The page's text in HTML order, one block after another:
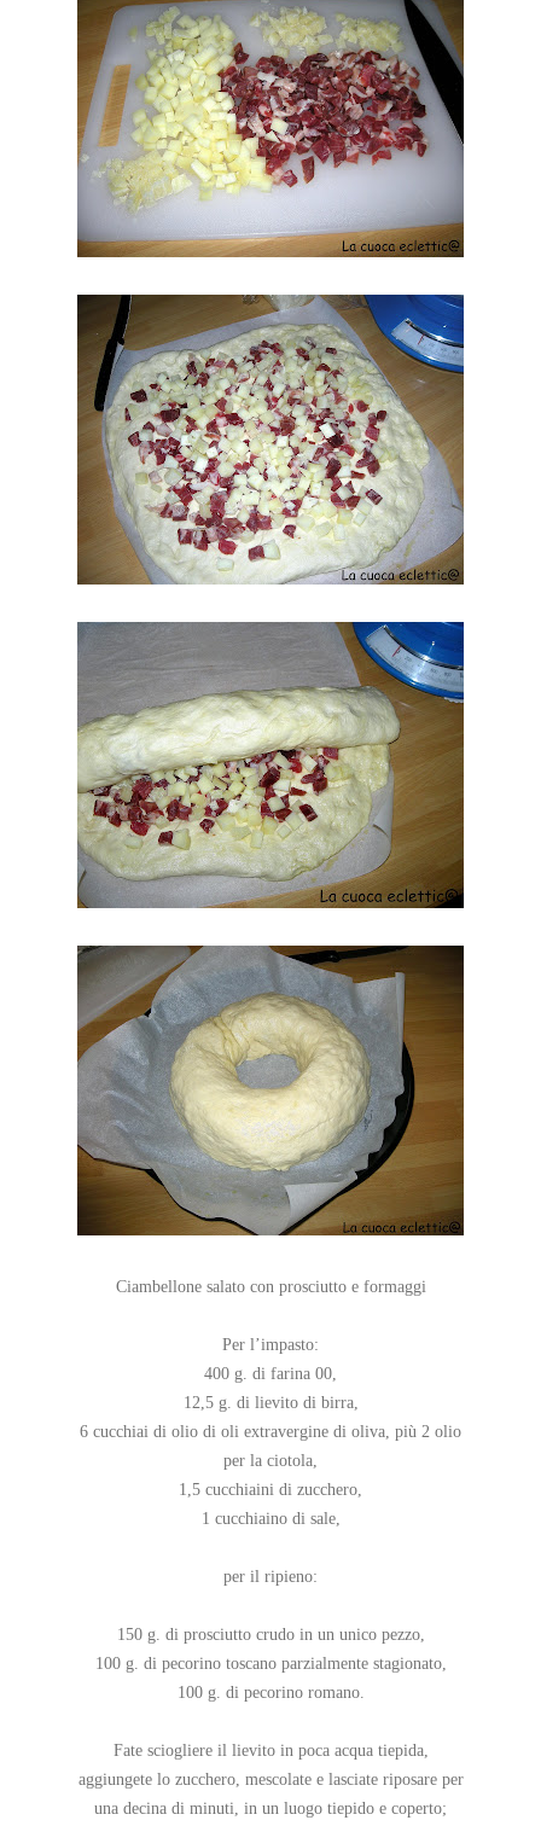
Ciambellone salato con prosciutto e formaggi
Per l’impasto:
400 g. di farina 00,
12,5 g. di lievito di birra,
6 cucchiai di olio di oli extravergine di oliva, più 2 olio
per la ciotola,
1,5 cucchiaini di zucchero,
1 cucchiaino di sale,
per il ripieno:
150 g. di prosciutto crudo in un unico pezzo,
100 g. di pecorino toscano parzialmente stagionato,
100 g. di pecorino romano.
Fate sciogliere il lievito in poca acqua tiepida,
aggiungete lo zucchero, mescolate e lasciate riposare per
una decina di minuti, in un luogo tiepido e coperto;